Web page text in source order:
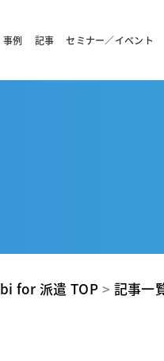
事例 記事 セミナー／イベント
for 派遣 TOP > 記事一